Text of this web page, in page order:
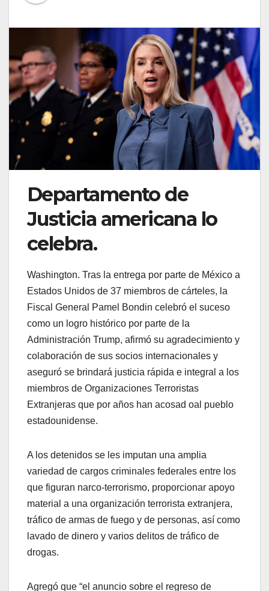
Departamento de
Justicia americana lo
celebra.
Washington. Tras la entrega por parte de México a
Estados Unidos de 37 miembros de cárteles, la
Fiscal General Pamel Bondin celebró el suceso
como un logro histórico por parte de la
Administración Trump, afirmó su agradecimiento y
colaboración de sus socios internacionales y
aseguró se brindará justicia rápida e integral a los
miembros de Organizaciones Terroristas
Extranjeras que por años han acosad oal pueblo
estadounidense.
A los detenidos se les imputan una amplia
variedad de cargos criminales federales entre los
que figuran narco-terrorismo, proporcionar apoyo
material a una organización terrorista extranjera,
tráfico de armas de fuego y de personas, así como
lavado de dinero y varios delitos de tráfico de
drogas.
Agregó que “el anuncio sobre el regreso de